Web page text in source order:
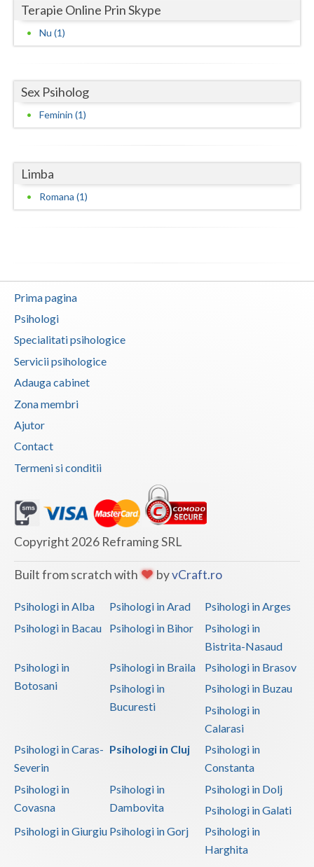
Prahova
Salaj
Sibiu
Suceava
Timis
Tulcea
Terapie Online Prin Skype
Nu (1)
Sex Psiholog
Feminin (1)
Limba
Romana (1)
Prima pagina
Psihologi
Specialitati psihologice
Servicii psihologice
Adauga cabinet
Zona membri
Ajutor
Contact
Termeni si conditii
Copyright 2026 Reframing SRL
Built from scratch with byvCraft.ro
Psihologi in Alba Psihologi in Arad
Psihologi in Arges
Psihologi in Bacau
Psihologi in Bihor
Psihologi in
Bistrita-Nasaud
Psihologi in
Botosani
Psihologi in Braila
Psihologi in Brasov
Psihologi in
Bucuresti
Psihologi in Buzau
Psihologi in
Calarasi
Psihologi in Caras-
Severin
Psihologi in Cluj
Psihologi in
Constanta
Psihologi in
Covasna
Psihologi in
Dambovita
Psihologi in Dolj
Psihologi in Galati
Psihologi in Giurgiu Psihologi in Gorj
Psihologi in
Harghita